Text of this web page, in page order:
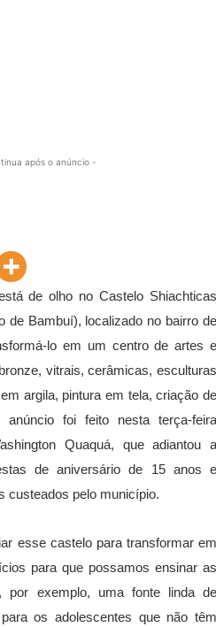
após o anúncio -
de olho no Castelo Shiachticas
de Bambuí), localizado no bairro de
lo em um centro de artes e
vitrais, cerâmicas, esculturas
argila, pintura em tela, criação de
foi feito nesta terça-feira
Quaquá, que adiantou a
de aniversário de 15 anos e
custeados pelo município.
esse castelo para transformar em
para que possamos ensinar as
por exemplo, uma fonte linda de
os adolescentes que não têm